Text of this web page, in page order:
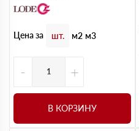
Цена за шт. м2 м3
- +
В КОРЗИНУ